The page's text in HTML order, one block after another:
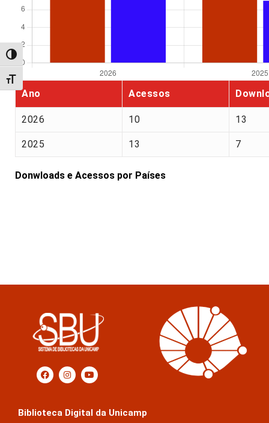
Alternar alto contraste
Alternar tamanho da fonte
Ano Acessos
2026 10 13
2025 13 7
Donwloads e Acessos por Países
Biblioteca Digital da Unicamp